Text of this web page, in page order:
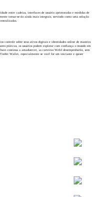
entre cadeias, interfaces de usuário aprimoradas e medidas de
tornar-se-ão ainda mais integrais, servindo como uma solução
controle sobre seus ativos digitais e identidades online de maneira
práticas, os usuários podem explorar com confiança o mundo em
continua a amadurecer, as carteiras Web3 desempenharão, sem
Wallet, especialmente se você for um iniciante e quiser